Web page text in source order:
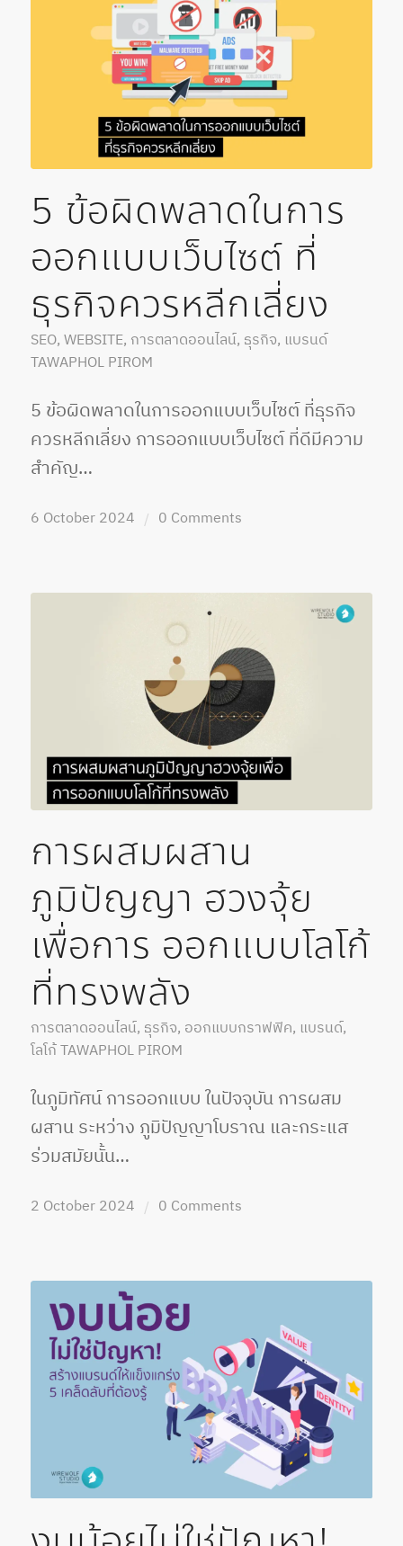
5 ข้อผิดพลาดในการ
ออกแบบเว็บไซต์ ที่
ธุรกิจควรหลีกเลี่ยง
SEO, WEBSITE, การตลาดออนไลน์, ธุรกิจ, แบรนด์
TAWAPHOL PIROM
5 ข้อผิดพลาดในการออกแบบเว็บไซต์ ที่ธุรกิจ
ควรหลีกเลี่ยง การออกแบบเว็บไซต์ ที่ดีมีความ
สำคัญ…
6 October 2024 / 0 Comments
การผสมผสาน
ภูมิปัญญา ฮวงจุ้ย
เพื่อการ ออกแบบโลโก้
ที่ทรงพลัง
การตลาดออนไลน์, ธุรกิจ, ออกแบบกราฟฟิค, แบรนด์,
โลโก้ TAWAPHOL PIROM
ในภูมิทัศน์ การออกแบบ ในปัจจุบัน การผสม
ผสาน ระหว่าง ภูมิปัญญาโบราณ และกระแส
ร่วมสมัยนั้น…
2 October 2024 / 0 Comments